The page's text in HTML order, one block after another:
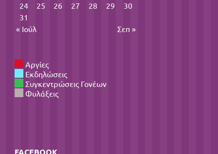
24
25 26 27 28 29
30
31
« Ιούλ
Σεπ »
Αργίες
Εκδηλώσεις
Συγκεντρώσεις Γονέων
Φυλάξεις
FACEBOOK